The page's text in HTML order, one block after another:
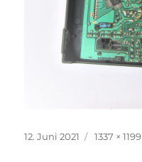
Veröffentlicht
12. Juni 2021
Volle
1337 × 1199